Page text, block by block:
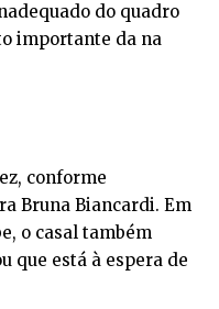
do quadro
importante da na
conforme
Bruna Biancardi. Em
o casal também
que está à espera de